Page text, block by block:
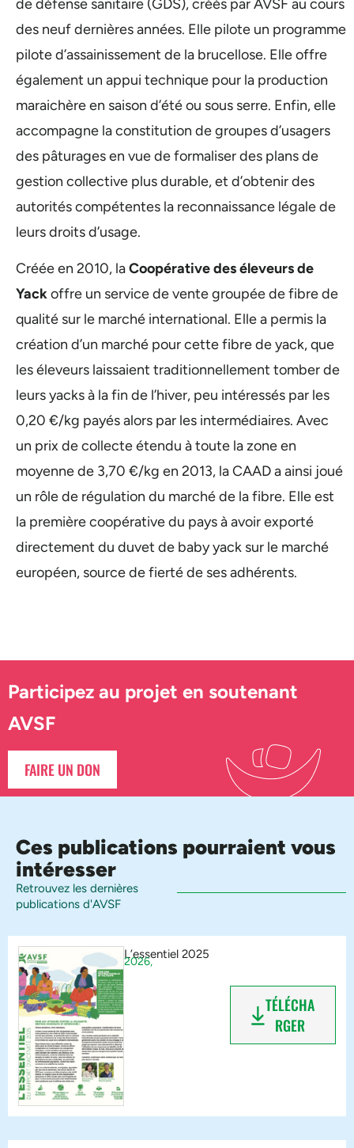
de défense sanitaire (GDS), créés par AVSF au cours
des neuf dernières années. Elle pilote un programme
pilote d’assainissement de la brucellose. Elle offre
également un appui technique pour la production
maraichère en saison d’été ou sous serre. Enfin, elle
accompagne la constitution de groupes d’usagers
des pâturages en vue de formaliser des plans de
gestion collective plus durable, et d’obtenir des
autorités compétentes la reconnaissance légale de
leurs droits d’usage.
Créée en 2010, laCoopérative des éleveurs de
Yackoffre un service de vente groupée de fibre de
qualité sur le marché international. Elle a permis la
création d’un marché pour cette fibre de yack, que
les éleveurs laissaient traditionnellement tomber de
leurs yacks à la fin de l’hiver, peu intéressés par les
0,20 €/kg payés alors par les intermédiaires. Avec
un prix de collecte étendu à toute la zone en
moyenne de 3,70 €/kg en 2013, la CAAD a ainsi joué
un rôle de régulation du marché de la fibre. Elle est
la première coopérative du pays à avoir exporté
directement du duvet de baby yack sur le marché
européen, source de fierté de ses adhérents.
Participez au projet en soutenant
AVSF
FAIRE UN DON
Ces publications pourraient vous
intéresser
Retrouvez les dernières
publications d'AVSF
L’essentiel 2025
2026,
TÉLÉCHA
RGER